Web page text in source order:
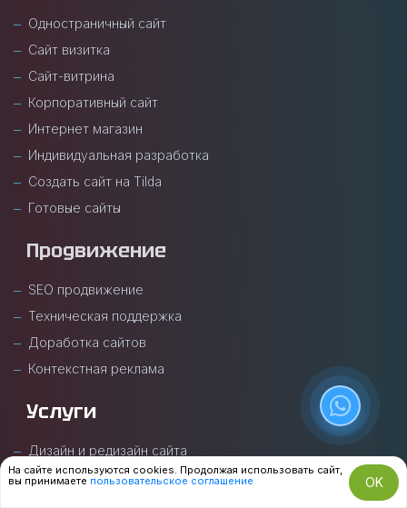
Одностраничный сайт
Сайт визитка
Сайт-витрина
Корпоративный сайт
Интернет магазин
Индивидуальная разработка
Создать сайт на Tilda
Готовые сайты
Продвижение
SEO продвижение
Техническая поддержка
Доработка сайтов
Контекстная реклама
Услуги
Дизайн и редизайн сайта
Интеграция сайта с 1С
На сайте используются cookies. Продолжая использовать сайт,
вы принимаете пользовательское соглашение OK